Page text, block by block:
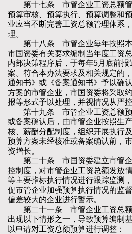
第十七条 市管企业工资总额管
预算审核、预算执行、预算调整和
业应当不断完善工资总额管理体系
理。
第十八条 市管企业每年按照本
市国资委有关要求编制当年度工资
内部决策程序后，于每年5月底前报
案。符合本办法要求及相关规定的
通知书》或《备案通知书》予以确
方案的市管企业，市国资委将采取
报等形式予以处理，并视情况从严
第十九条 市管企业工资总额预
或备案确认后，由市管企业按照生
核、薪酬分配制度，组织开展执行
预算方案未经核准或备案确认前，
资增长。
第二十条 市国资委建立市管企
控制度，对市管企业工资总额发放
等主要指标执行情况进行跟踪监测
促市管企业加强预算执行情况的监
偏差较大的企业进行警示。
第二十一条 市管企业工资总额
出现以下情形之一，导致预算编制
以申请对工资总额预算进行调整：